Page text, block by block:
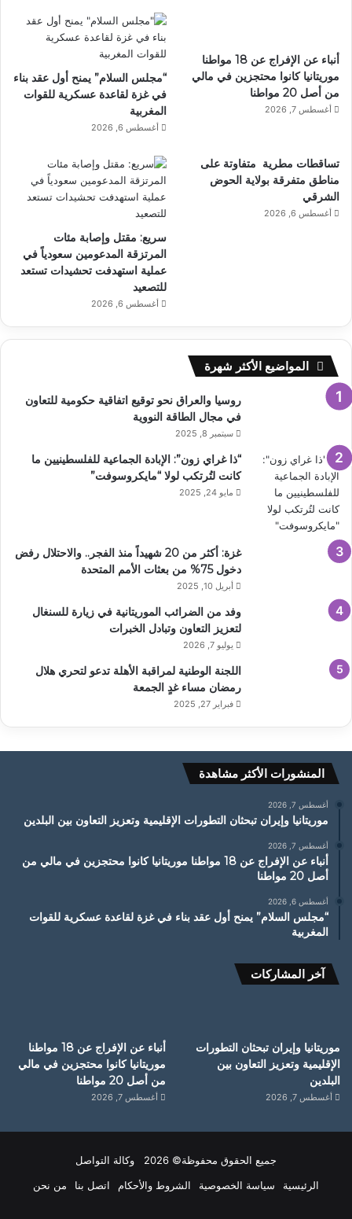
أنباء عن الإفراج عن 18 مواطنا
موريتانيا كانوا محتجزين في مالي
من أصل 20 مواطنا
أغسطس 7, 2026
“مجلس السلام” يمنح أول عقد بناء
في غزة لقاعدة عسكرية للقوات
المغربية
أغسطس 6, 2026
تساقطات مطرية متفاوتة على
مناطق متفرقة بولاية الحوض
الشرقي
أغسطس 6, 2026
سريع: مقتل وإصابة مئات
المرتزقة المدعومين سعودياً في
عملية استهدفت تحشيدات تستعد
للتصعيد
أغسطس 6, 2026
المواضيع الأكثر شهرة
روسيا والعراق نحو توقيع اتفاقية حكومية للتعاون
في مجال الطاقة النووية
سبتمبر 8, 2025
“ذا غراي زون”: الإبادة الجماعية للفلسطينيين ما
كانت لتُرتكب لولا “مايكروسوفت”
مايو 24, 2025
غزة: أكثر من 20 شهيداً منذ الفجر.. والاحتلال رفض
دخول 75% من بعثات الأمم المتحدة
أبريل 10, 2025
وفد من الضرائب الموريتانية في زيارة للسنغال
لتعزيز التعاون وتبادل الخبرات
يوليو 7, 2026
اللجنة الوطنية لمراقبة الأهلة تدعو لتحري هلال
رمضان مساء غدٍ الجمعة
فبراير 27, 2025
المنشورات الأكثر مشاهدة
أغسطس 7, 2026
موريتانيا وإيران تبحثان التطورات الإقليمية وتعزيز التعاون بين البلدين
أغسطس 7, 2026
أنباء عن الإفراج عن 18 مواطنا موريتانيا كانوا محتجزين في مالي من
أصل 20 مواطنا
أغسطس 6, 2026
“مجلس السلام” يمنح أول عقد بناء في غزة لقاعدة عسكرية للقوات
المغربية
آخر المشاركات
موريتانيا وإيران تبحثان التطورات
الإقليمية وتعزيز التعاون بين
البلدين
أغسطس 7, 2026
أنباء عن الإفراج عن 18 مواطنا
موريتانيا كانوا محتجزين في مالي
من أصل 20 مواطنا
أغسطس 7, 2026
جميع الحقوق محفوظة© 2026 وكالة التواصل
الرئيسية
سياسة الخصوصية الشروط والأحكام اتصل بنا من نحن